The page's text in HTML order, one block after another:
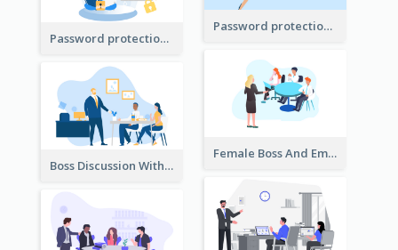
Password protection Illustration 2
Password protection Illustration
Female Boss And Employee Illustration
Boss Discussion With Employee Illustration